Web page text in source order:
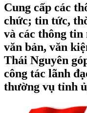
Cung cấp các
chức; tin tức,
và các thông
văn bản, văn
Thái Nguyên
công tác lãnh
thường vụ tỉnh